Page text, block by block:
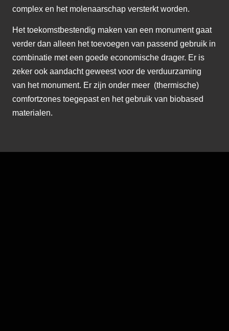
complex en het molenaarschap versterkt worden.
Het toekomstbestendig maken van een monument gaat
verder dan alleen het toevoegen van passend gebruik in
combinatie met een goede economische drager. Er is
zeker ook aandacht geweest voor de verduurzaming
van het monument. Er zijn onder meer (thermische)
comfortzones toegepast en het gebruik van biobased
materialen.